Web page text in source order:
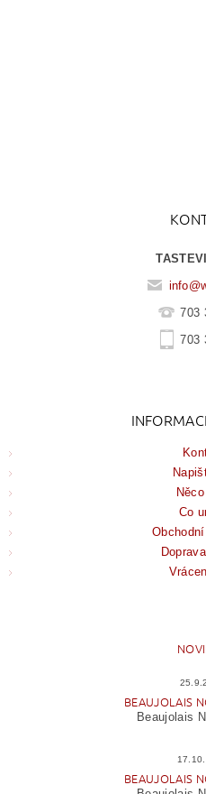
info@
703
703
Co
BEAUJOLAIS
Beaujolais
BEAUJOLAIS